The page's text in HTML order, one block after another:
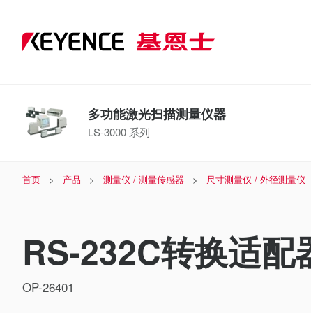
多功能激光扫描测量仪器
LS-3000 系列
首页 产品 测量仪 / 测量传感器 尺寸测量仪 / 外径测量仪
RS-232C转换适配
OP-26401